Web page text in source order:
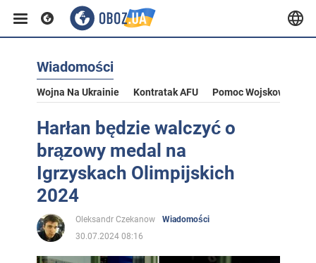
Wiadomości
Wojna Na Ukrainie Kontratak AFU Pomoc Wojskowa Dla
Harłan będzie walczyć o
brązowy medal na
Igrzyskach Olimpijskich
2024
Oleksandr Czekanow
Wiadomości
30.07.2024 08:16